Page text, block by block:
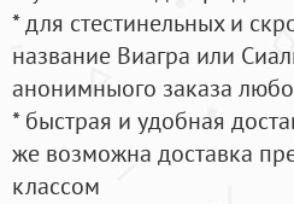
* для стестинельных и
название Виагра или
анонимныого заказа
* быстрая и удобная
же возможна доставка
классом